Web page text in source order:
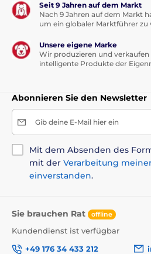
Ton und Puls in 19
Taste für jede Funktion separat
Sehr leichter Empfänger
Magnetschalter für schnellen
Lange Akkulaufzeit
Nachteile
Niedrigere Reichweite
Seit 9 Jahren auf dem Markt
Nach 9 Jahren auf dem Markt
um ein globaler Marktführer zu
Unsere eigene Marke
Wir produzieren und
intelligente Produkte der
Abonnieren Sie den Newsletter
Gib deine E-Mail hier ein
Mit dem Absenden des
mit der Verarbeitung
einverstanden.
Sie brauchen Rat offline
Kundendienst ist verfügbar
+49 176 34 433 212